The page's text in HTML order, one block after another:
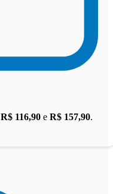
R$ 116,90 e R$ 157,90.